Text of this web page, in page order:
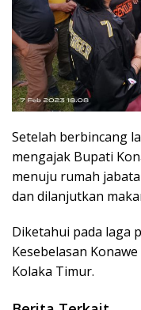
Setelah berbincang
mengajak Bupati
menuju rumah
dan dilanjutkan
Diketahui pada laga
Kesebelasan
Kolaka Timur.